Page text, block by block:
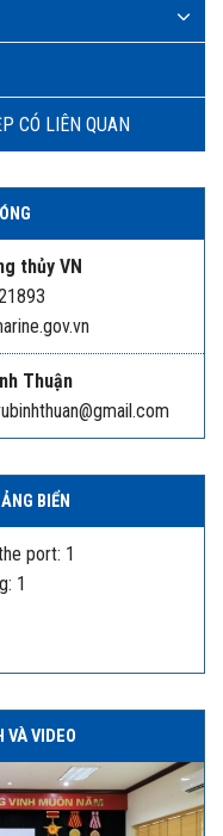
CÓ LIÊN QUAN
thủy VN
Thuận
BIỂN
port: 1
1
VÀ VIDEO